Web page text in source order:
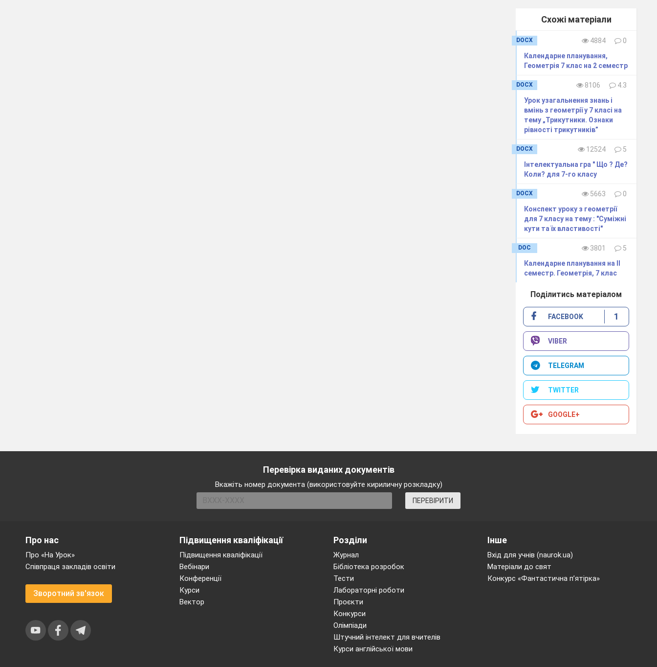
Скласти
з розв’язків сонечко,
відповіді до вправ домашнього завдання .
Нехай на Вашому життєвому шляху Вас завжди
зігріває тепле сонечко, панує тепло у Ваших відносинах
ІІІ. Актуалізація опорних знань.
Інтерактивна вправа «Мікрофон»
Що таке многочлен?
Який вираз називають одночленом?
Наведіть приклади двочлена, тричлена, чотиричлена.
Які способи розкладання на множники многочлена ви знаєте? (
Схожі матеріали
DOCX 4884
0
Календарне планування,
Геометрія 7 клас на 2 семестр
DOCX 8106
4.3
Урок узагальнення знань і
вмінь з геометрії у 7 класі на
тему „Трикутники. Ознаки
рівності трикутників”
DOCX 12524
5
Інтелектуальна гра " Що ? Де?
Коли? для 7-го класу
DOCX 5663
0
Конспект уроку з геометрії
для 7 класу на тему : "Суміжні
кути та їх властивості"
DOC 3801
5
Календарне планування на ІІ
семестр. Геометрія, 7 клас
Поділитись матеріалом
FACEBOOK 1
VIBER
TELEGRAM
TWITTER
GOOGLE+
Перевірка виданих документів
Вкажіть номер документа (використовуйте кириличну розкладку)
ПЕРЕВІРИТИ
Підвищення кваліфікації
Підвищення кваліфікації
Вебінари
Конференції
Курси
Вектор
Розділи
Журнал
Бібліотека розробок
Тести
Лабораторні роботи
Проєкти
Конкурси
Олімпіади
Штучний інтелект для вчителів
Курси англійської мови
Про нас
Про «На Урок»
Співпраця закладів освіти
Зворотний зв'язок
Інше
Вхід для учнів (naurok.ua)
Матеріали до свят
Конкурс «Фантастична п’ятірка»